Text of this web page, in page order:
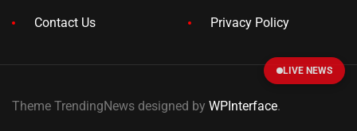
Contact Us Privacy Policy
Theme TrendingNews designed by WPInterface.
LIVE NEWS